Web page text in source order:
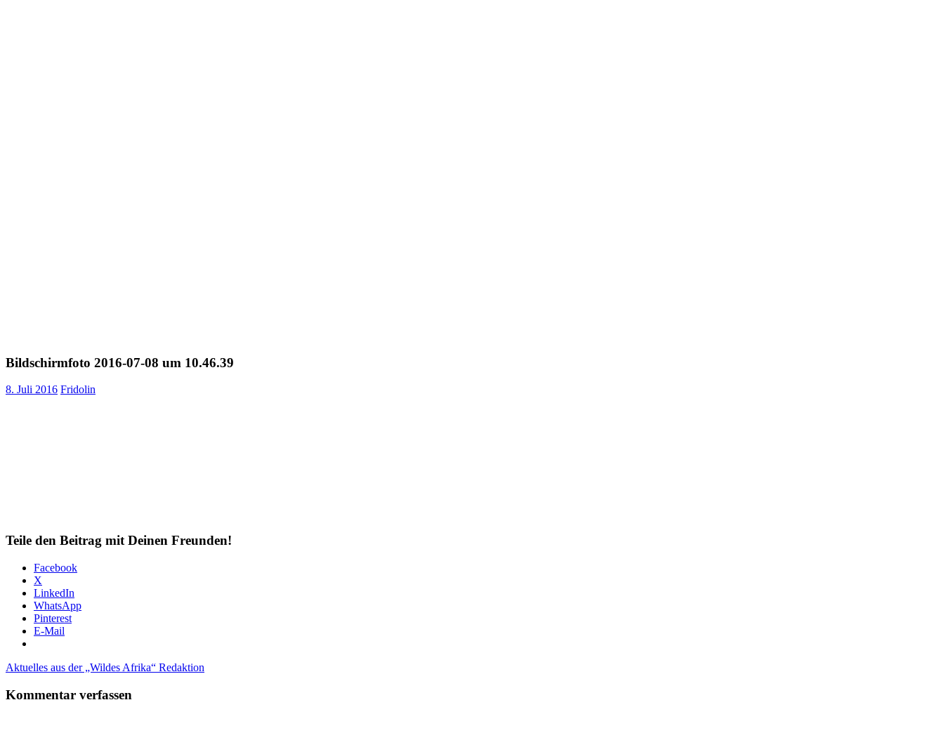
Bildschirmfoto 2016-07-08 um 10.46.39
8. Juli 2016 Fridolin
Teile den Beitrag mit Deinen Freunden!
Facebook
X
LinkedIn
WhatsApp
Pinterest
E-Mail
Beitragsnavigation
Vorheriger
Aktuelles aus der „Wildes Afrika“ Redaktion
Kommentar verfassen